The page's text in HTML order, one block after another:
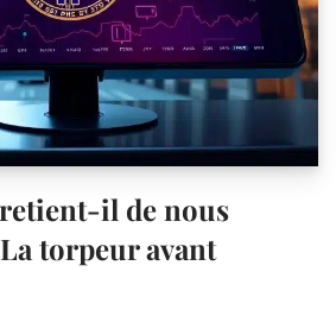
il de nous
torpeur avant